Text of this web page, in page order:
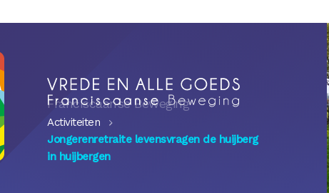
Franciscaanse Beweging
Activiteiten
Jongerenretraite levensvragen de huijberg
in huijbergen